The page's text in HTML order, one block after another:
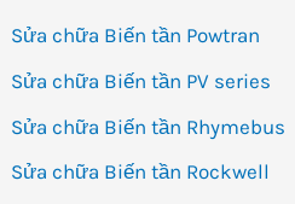
Sửa chữa Biến tần Powtran
Sửa chữa Biến tần PV series
Sửa chữa Biến tần Rhymebus
Sửa chữa Biến tần Rockwell